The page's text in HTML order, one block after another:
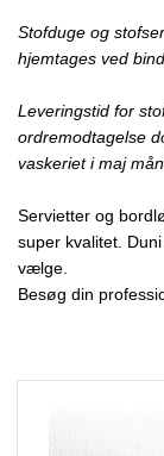
Stofduge og
hjemtages ved
Leveringstid for
ordremodtagelse
vaskeriet i maj
Servietter og
super kvalitet.
vælge.
Besøg din